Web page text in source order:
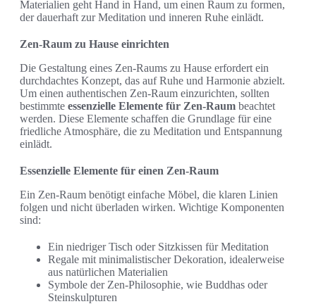
Materialien geht Hand in Hand, um einen Raum zu formen,
der dauerhaft zur Meditation und inneren Ruhe einlädt.
Zen-Raum zu Hause einrichten
Die Gestaltung eines Zen-Raums zu Hause erfordert ein
durchdachtes Konzept, das auf Ruhe und Harmonie abzielt.
Um einen authentischen Zen-Raum einzurichten, sollten
bestimmte essenzielle Elemente für Zen-Raum beachtet
werden. Diese Elemente schaffen die Grundlage für eine
friedliche Atmosphäre, die zu Meditation und Entspannung
einlädt.
Essenzielle Elemente für einen Zen-Raum
Ein Zen-Raum benötigt einfache Möbel, die klaren Linien
folgen und nicht überladen wirken. Wichtige Komponenten
sind:
Ein niedriger Tisch oder Sitzkissen für Meditation
Regale mit minimalistischer Dekoration, idealerweise
aus natürlichen Materialien
Symbole der Zen-Philosophie, wie Buddhas oder
Steinskulpturen